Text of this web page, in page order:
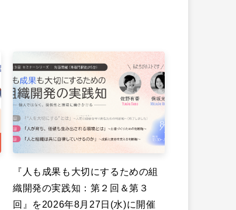
『人も成果も大切にするための組
織開発の実践知：第２回＆第３
回』を2026年8月27日(水)に開催